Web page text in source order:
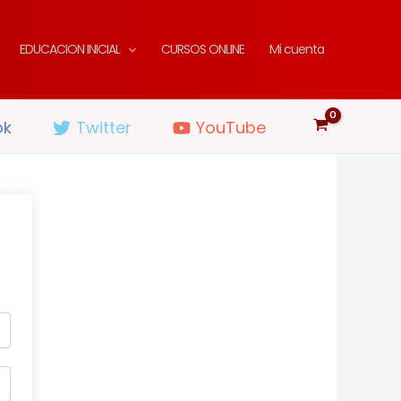
EDUCACION INICIAL CURSOS ONLINE Mi cuenta
Twitter YouTube